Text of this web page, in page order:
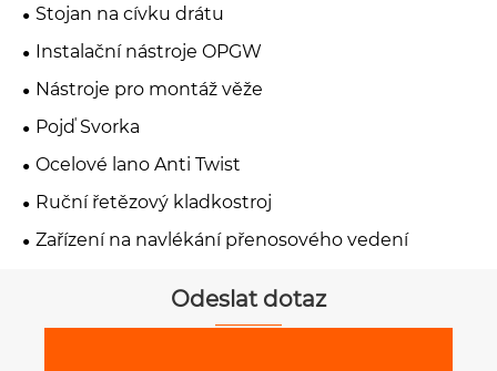
Stojan na cívku drátu
Instalační nástroje OPGW
Nástroje pro montáž věže
Pojď Svorka
Ocelové lano Anti Twist
Ruční řetězový kladkostroj
Zařízení na navlékání přenosového vedení
Odeslat dotaz